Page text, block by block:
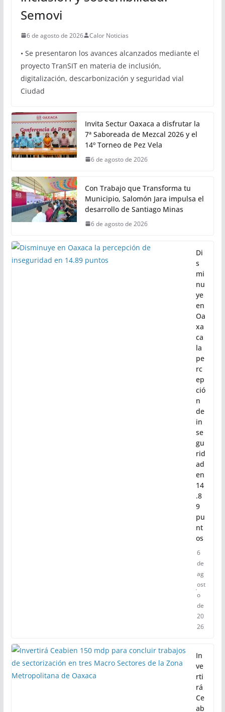
OAXACA
Oaxaca avanza hacia una
movilidad con innovación,
inclusión y sostenibilidad:
Semovi
6 de agosto de 2026
• Se presentaron los avances alcanzados mediante el
proyecto TranSIT en materia de inclusión,
digitalización, descarbonización y seguridad vial
Invita Sectur Oaxaca a disfrutar la
7ª Saboreada de Mezcal 2026 y el
14º Torneo de Pez Vela
Con Trabajo que Transforma tu
Municipio, Salomón Jara impulsa el
Di
s
mi
nu
ye
en
Oa
xa
ca
la
pe
rc
ep
ció
n
de
in
se
gu
rid
ad
en
14
.8
9
pu
nt
os
6
ost
o
de
20
26